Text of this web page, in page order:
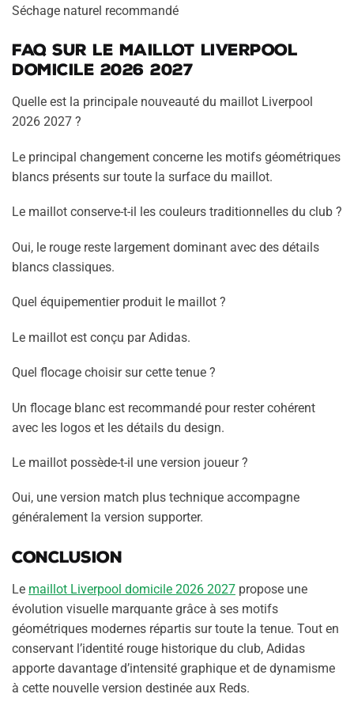
Séchage naturel recommandé
FAQ sur le maillot Liverpool
domicile 2026 2027
Quelle est la principale nouveauté du maillot Liverpool
2026 2027 ?
Le principal changement concerne les motifs géométriques
blancs présents sur toute la surface du maillot.
Le maillot conserve-t-il les couleurs traditionnelles du club ?
Oui, le rouge reste largement dominant avec des détails
blancs classiques.
Quel équipementier produit le maillot ?
Le maillot est conçu par Adidas.
Quel flocage choisir sur cette tenue ?
Un flocage blanc est recommandé pour rester cohérent
avec les logos et les détails du design.
Le maillot possède-t-il une version joueur ?
Oui, une version match plus technique accompagne
généralement la version supporter.
Conclusion
Le maillot Liverpool domicile 2026 2027 propose une
évolution visuelle marquante grâce à ses motifs
géométriques modernes répartis sur toute la tenue. Tout en
conservant l’identité rouge historique du club, Adidas
apporte davantage d’intensité graphique et de dynamisme
à cette nouvelle version destinée aux Reds.